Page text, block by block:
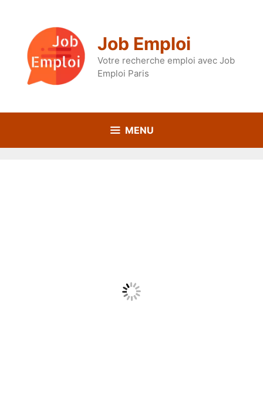
Job Emploi
Votre recherche emploi avec Job
Emploi Paris
MENU